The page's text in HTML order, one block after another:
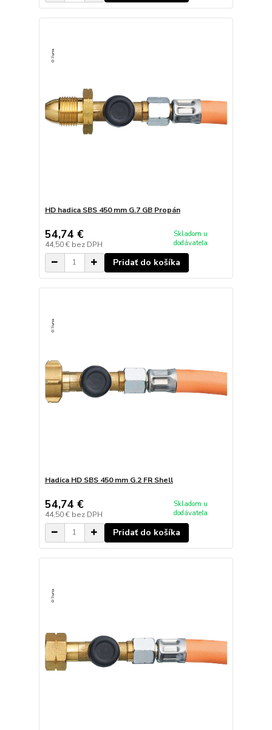
HD hadica SBS 450 mm G.7 GB Propán
54,74 €
44,50 € bez DPH
Skladom u
dodávateľa
Pridať do košíka
Hadica HD SBS 450 mm G.2 FR Shell
54,74 €
44,50 € bez DPH
Skladom u
dodávateľa
Pridať do košíka